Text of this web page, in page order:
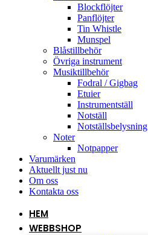
Blockflöjter
Panflöjter
Tin Whistle
Munspel
Blåstillbehör
Övriga instrument
Musiktillbehör
Fodral / Gigbag
Etuier
Instrumentställ
Notställ
Notställsbelysning
Noter
Notpapper
Varumärken
Aktuellt just nu
Om oss
Kontakta oss
HEM
WEBBSHOP